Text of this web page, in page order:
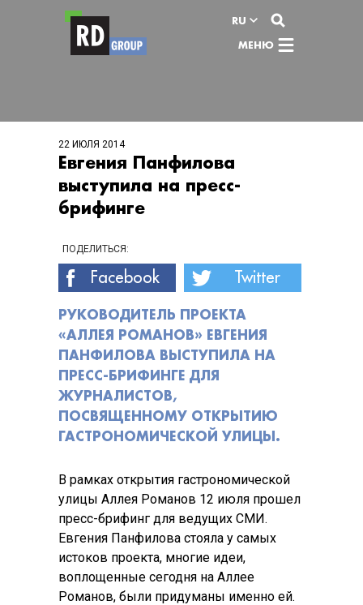
RU
МЕНЮ
22 ИЮЛЯ 2014
Евгения Панфилова
выступила на пресс-
брифинге
ПОДЕЛИТЬСЯ:
Facebook Twitter
РУКОВОДИТЕЛЬ ПРОЕКТА
«АЛЛЕЯ РОМАНОВ» ЕВГЕНИЯ
ПАНФИЛОВА ВЫСТУПИЛА НА
ПРЕСС-БРИФИНГЕ ДЛЯ
ЖУРНАЛИСТОВ,
ПОСВЯЩЕННОМУ ОТКРЫТИЮ
ГАСТРОНОМИЧЕСКОЙ УЛИЦЫ.
В рамках открытия гастрономической
улицы Аллея Романов 12 июля прошел
пресс-брифинг для ведущих СМИ.
Евгения Панфилова стояла у самых
истоков проекта, многие идеи,
воплощенные сегодня на Аллее
Романов, были придуманы именно ей.